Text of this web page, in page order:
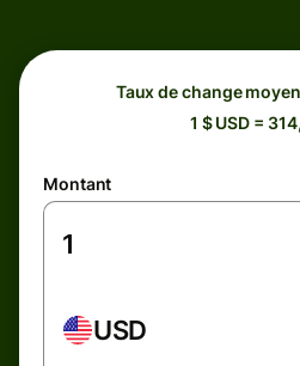
Taux de change
1 $ USD =
Montant
USD